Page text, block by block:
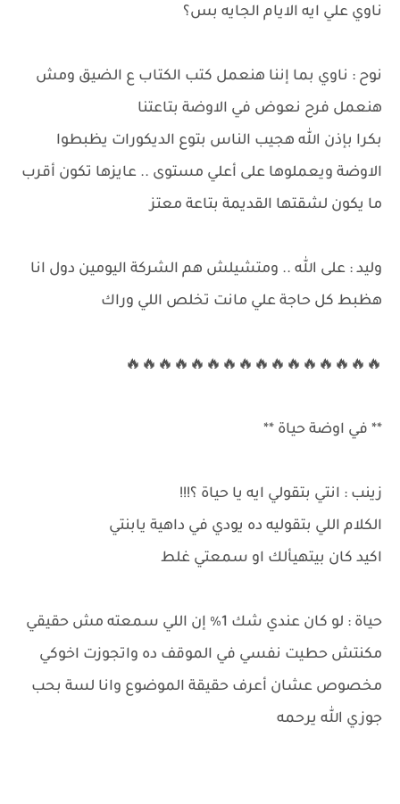
ناوي علي ايه الايام الجايه بس؟
نوح : ناوي بما إننا هنعمل كتب الكتاب ع الضيق ومش
هنعمل فرح نعوض في الاوضة بتاعتنا
بكرا بإذن الله هجيب الناس بتوع الديكورات يظبطوا
الاوضة ويعملوها على أعلي مستوى .. عايزها تكون أقرب
ما يكون لشقتها القديمة بتاعة معتز
وليد : على الله .. ومتشيلش هم الشركة اليومين دول انا
هظبط كل حاجة علي مانت تخلص اللي وراك
🔥🔥🔥🔥🔥🔥🔥🔥🔥🔥🔥🔥🔥🔥🔥🔥
** في اوضة حياة **
زينب : انتي بتقولي ايه يا حياة ؟!!!
الكلام اللي بتقوليه ده يودي في داهية يابنتي
اكيد كان بيتهيألك او سمعتي غلط
حياة : لو كان عندي شك 1٪ إن اللي سمعته مش حقيقي
مكنتش حطيت نفسي في الموقف ده واتجوزت اخوكي
مخصوص عشان أعرف حقيقة الموضوع وانا لسة بحب
جوزي الله يرحمه